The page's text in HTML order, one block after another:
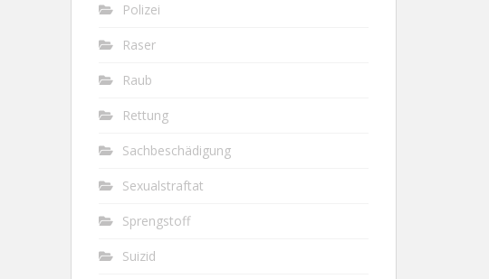
Polizei
Raser
Raub
Rettung
Sachbeschädigung
Sexualstraftat
Sprengstoff
Suizid